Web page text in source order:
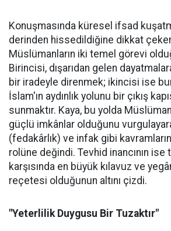
Konuşmasında küresel ifsad
derinden hissedildiğine dikkat
Müslümanların iki temel görevi
Birincisi, dışarıdan gelen
bir iradeyle direnmek; ikincisi ise
İslam'ın aydınlık yolunu bir çıkış
sunmaktır. Kaya, bu yolda
güçlü imkânlar olduğunu
(fedakârlık) ve infak gibi
rolüne değindi. Tevhid inancının
karşısında en büyük kılavuz ve
reçetesi olduğunun altını çizdi.
"Yeterlilik Duygusu Bir Tuzaktır"